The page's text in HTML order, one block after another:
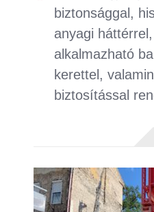
biztonsággal,
anyagi
alkalmazható
kerettel,
biztosítással